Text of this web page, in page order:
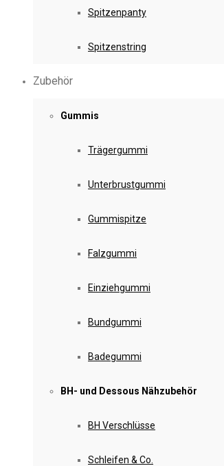
Spitzenpanty
Spitzenstring
Zubehör
Gummis
Trägergummi
Unterbrustgummi
Gummispitze
Falzgummi
Einziehgummi
Bundgummi
Badegummi
BH- und Dessous Nähzubehör
BH Verschlüsse
Schleifen & Co.